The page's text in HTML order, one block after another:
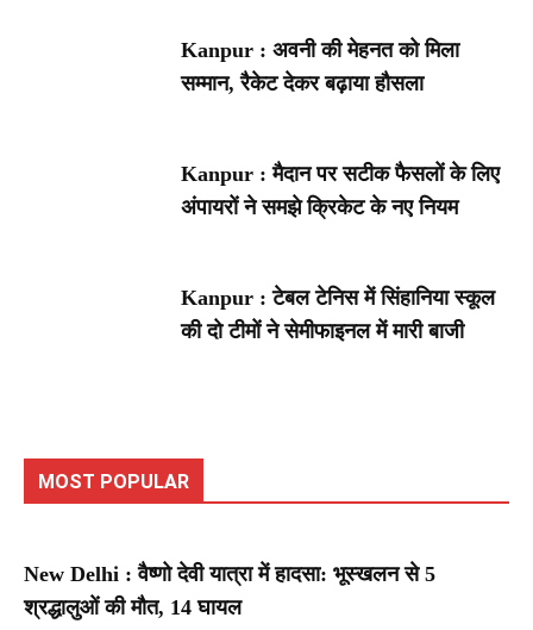
Kanpur : अवनी की मेहनत को मिला
सम्मान, रैकेट देकर बढ़ाया हौसला
Kanpur : मैदान पर सटीक फैसलों के लिए
अंपायरों ने समझे क्रिकेट के नए नियम
Kanpur : टेबल टेनिस में सिंहानिया स्कूल
की दो टीमों ने सेमीफाइनल में मारी बाजी
MOST POPULAR
New Delhi : वैष्णो देवी यात्रा में हादसा: भूस्खलन से 5
श्रद्धालुओं की मौत, 14 घायल